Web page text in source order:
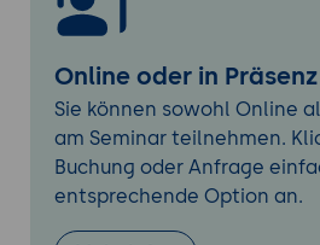
Technologien und
Absicherung von
HTTPS, OAuth)
DevOps und Continuous
Was ist DevOps?
Warum ist Continuous
wichtig?
Online oder in
Sie können sowohl Online
am Seminar teilnehmen.
Buchung oder Anfrage
entsprechende Option an.